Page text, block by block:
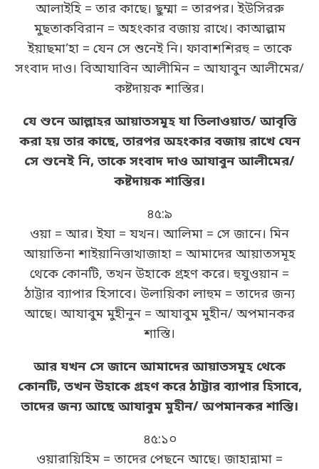
আলাইহি = তার কাছে। ছুম্মা = তারপর। ইউসিররু
মুছতাকবিরান = অহংকার বজায় রাখে। কাআল্লাম
ইয়াছমা’হা = যেন সে শুনেই নি। ফাবাশশিরহু = তাকে
সংবাদ দাও। বিআযাবিন আলীমিন = আযাবুন আলীমের/
কষ্টদায়ক শাস্তির।
যে শুনে আল্লাহর আয়াতসমূহ যা তিলাওয়াত/ আবৃত্তি
করা হয় তার কাছে, তারপর অহংকার বজায় রাখে যেন
সে শুনেই নি, তাকে সংবাদ দাও আযাবুন আলীমের/
কষ্টদায়ক শাস্তির।
৪৫:৯
ওয়া = আর। ইযা = যখন। আলিমা = সে জানে। মিন
আয়াতিনা শাইয়ানিত্তাখাজাহা = আমাদের আয়াতসমূহ
থেকে কোনটি, তখন উহাকে গ্রহণ করে। হুযুওয়ান =
ঠাট্টার ব্যাপার হিসাবে। উলায়িকা লাহুম = তাদের জন্য
আছে। আযাবুম মুহীনুন = আযাবুম মুহীন/ অপমানকর
শাস্তি।
আর যখন সে জানে আমাদের আয়াতসমূহ থেকে
কোনটি, তখন উহাকে গ্রহণ করে ঠাট্টার ব্যাপার হিসাবে,
তাদের জন্য আছে আযাবুম মুহীন/ অপমানকর শাস্তি।
৪৫:১০
ওয়ারায়িহিম = তাদের পেছনে আছে। জাহান্নামা =